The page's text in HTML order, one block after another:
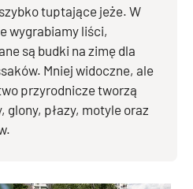
tuptające jeże. W
wygrabiamy liści,
są budki na zimę dla
Mniej widoczne, ale
przyrodnicze tworzą
glony, płazy, motyle oraz